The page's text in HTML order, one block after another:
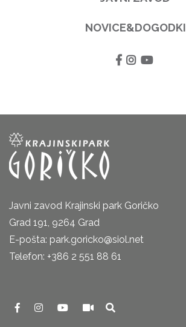
NOVICE&DOGODKI
Javni zavod Krajinski park Goričko
Grad 191, 9264 Grad
E-pošta: park.goricko@siol.net
Telefon: +386 2 551 88 61